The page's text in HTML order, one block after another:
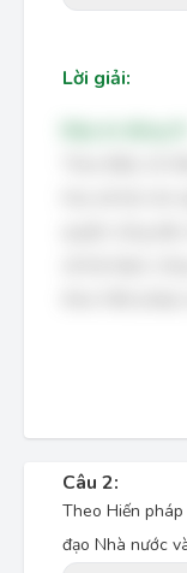
Lời giải:
Câu 2:
Theo Hiến
đạo Nhà nước